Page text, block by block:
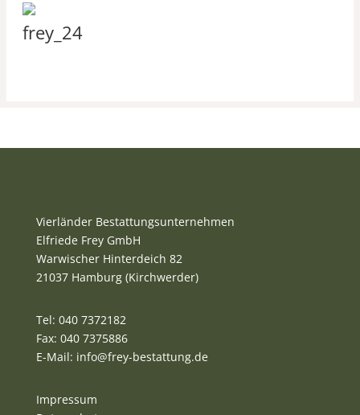
frey_24
Vierländer Bestattungsunternehmen
Elfriede Frey GmbH
Warwischer Hinterdeich 82
21037 Hamburg (Kirchwerder)
Tel: 040 7372182
Fax: 040 7375886
E-Mail: info@frey-bestattung.de
Impressum